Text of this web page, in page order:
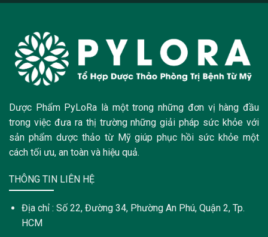
Dược Phẩm PyLoRa là một trong những đơn vị hàng đầu
trong việc đưa ra thị trường những giải pháp sức khỏe với
sản phẩm dược thảo từ Mỹ giúp phục hồi sức khỏe một
cách tối ưu, an toàn và hiệu quả.
THÔNG TIN LIÊN HỆ
Địa chỉ : Số 22, Đường 34, Phường An Phú, Quận 2, Tp.
HCM